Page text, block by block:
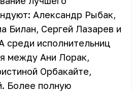
Александр Рыбак,
Билан, Сергей Лазарев и
среди исполнительниц
между Ани Лорак,
Орбакайте,
Более полную